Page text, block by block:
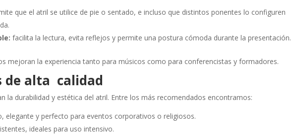
que el atril se utilice de pie o sentado, e incluso que distintos ponentes lo configuren
facilita la lectura, evita reflejos y permite una postura cómoda durante la presentación.
mejoran la experiencia tanto para músicos como para conferencistas y formadores.
de alta calidad
la durabilidad y estética del atril. Entre los más recomendados encontramos:
elegante y perfecto para eventos corporativos o religiosos.
ideales para uso intensivo.